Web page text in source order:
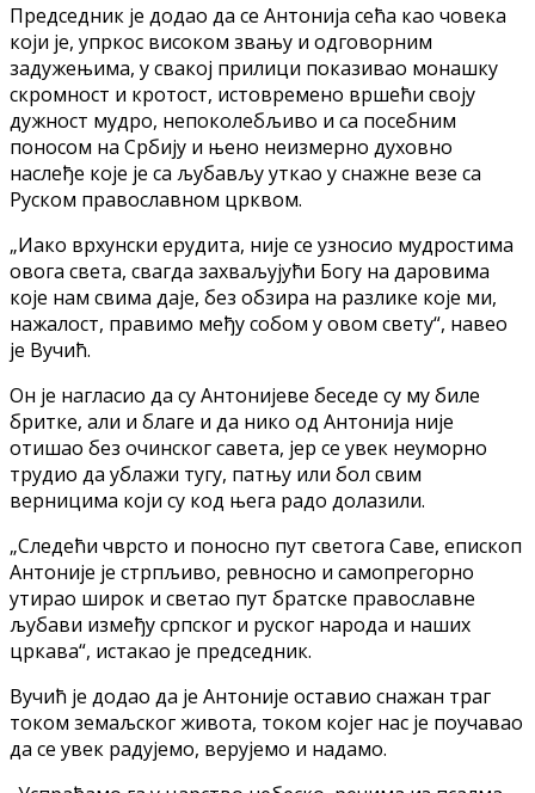
Председник је додао да се Антонија сећа као човека
који је, упркос високом звању и одговорним
задужењима, у свакој прилици показивао монашку
скромност и кротост, истовремено вршећи своју
дужност мудро, непоколебљиво и са посебним
поносом на Србију и њено неизмерно духовно
наслеђе које је са љубављу уткао у снажне везе са
Руском православном црквом.
„Иако врхунски ерудита, није се узносио мудростима
овога света, свагда захваљујући Богу на даровима
које нам свима даје, без обзира на разлике које ми,
нажалост, правимо међу собом у овом свету“, навео
је Вучић.
Он је нагласио да су Антонијеве беседе су му биле
бритке, али и благе и да нико од Антонија није
отишао без очинског савета, јер се увек неуморно
трудио да ублажи тугу, патњу или бол свим
верницима који су код њега радо долазили.
„Следећи чврсто и поносно пут светога Саве, епископ
Антоније је стрпљиво, ревносно и самопрегорно
утирао широк и светао пут братске православне
љубави између српског и руског народа и наших
цркава“, истакао је председник.
Вучић је додао да је Антоније оставио снажан траг
током земаљског живота, током којег нас је поучавао
да се увек радујемо, верујемо и надамо.